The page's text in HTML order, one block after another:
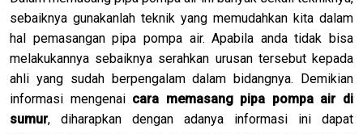
sebaiknya gunakanlah teknik yang memudahkan kita dalam
hal pemasangan pipa pompa air. Apabila anda tidak bisa
melakukannya sebaiknya serahkan urusan tersebut kepada
ahli yang sudah berpengalam dalam bidangnya. Demikian
informasi mengenai cara memasang pipa pompa air di
sumur, diharapkan dengan adanya informasi ini dapat